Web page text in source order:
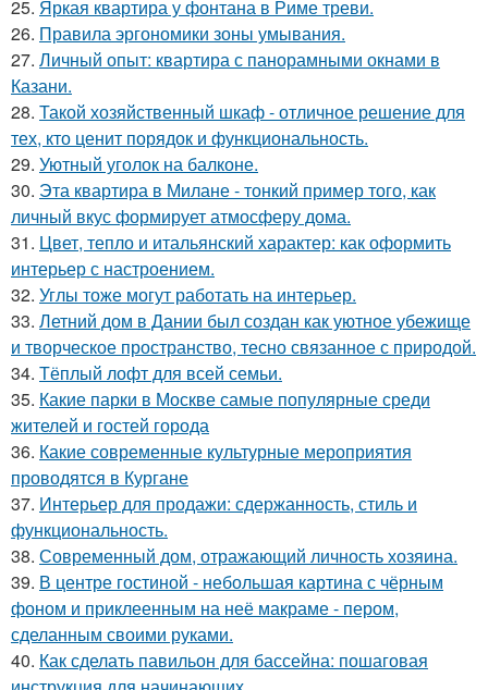
25. Яркая квартира у фонтана в Риме треви.
26. Правила эргономики зоны умывания.
27. Личный опыт: квартира с панорамными окнами в
Казани.
28. Такой хозяйственный шкаф - отличное решение для
тех, кто ценит порядок и функциональность.
29. Уютный уголок на балконе.
30. Эта квартира в Милане - тонкий пример того, как
личный вкус формирует атмосферу дома.
31. Цвет, тепло и итальянский характер: как оформить
интерьер с настроением.
32. Углы тоже могут работать на интерьер.
33. Летний дом в Дании был создан как уютное убежище
и творческое пространство, тесно связанное с природой.
34. Тёплый лофт для всей семьи.
35. Какие парки в Москве самые популярные среди
жителей и гостей города
36. Какие современные культурные мероприятия
проводятся в Кургане
37. Интерьер для продажи: сдержанность, стиль и
функциональность.
38. Современный дом, отражающий личность хозяина.
39. В центре гостиной - небольшая картина с чёрным
фоном и приклеенным на неё макраме - пером,
сделанным своими руками.
40. Как сделать павильон для бассейна: пошаговая